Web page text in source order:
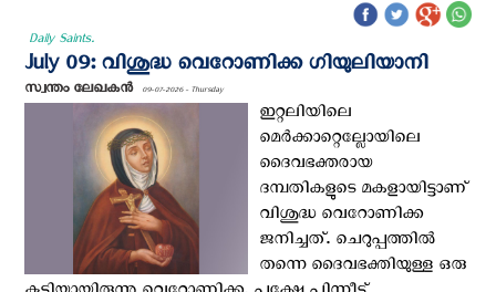
Daily Saints.
July 09: വിശുദ്ധ വെറോണിക്ക ഗിയുലിയാനി
സ്വന്തം ലേഖകന്‍ 09-07-2026 - Thursday
ഇറ്റലിയിലെ
മെര്‍ക്കാറ്റെല്ലോയിലെ
ദൈവഭക്തരായ
ദമ്പതികളുടെ മകളായിട്ടാണ്
വിശുദ്ധ വെറോണിക്ക
ജനിച്ചത്. ചെറുപ്പത്തില്‍
തന്നെ ദൈവഭക്തിയുള്ള ഒരു